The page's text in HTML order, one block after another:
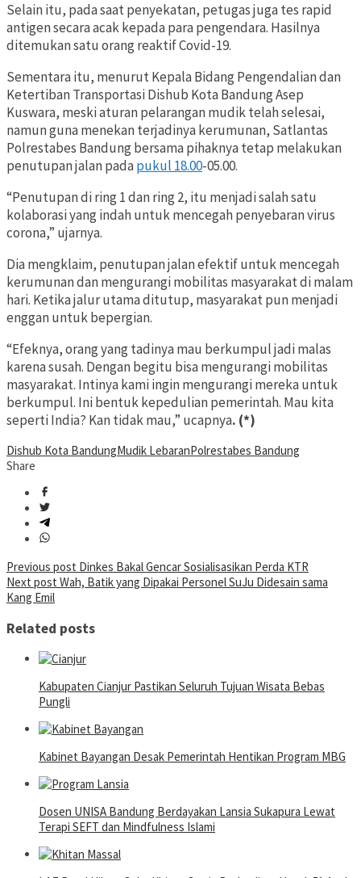
Selain itu, pada saat penyekatan, petugas juga tes rapid
antigen secara acak kepada para pengendara. Hasilnya
ditemukan satu orang reaktif Covid-19.
Sementara itu, menurut Kepala Bidang Pengendalian dan
Ketertiban Transportasi Dishub Kota Bandung Asep
Kuswara, meski aturan pelarangan mudik telah selesai,
namun guna menekan terjadinya kerumunan, Satlantas
Polrestabes Bandung bersama pihaknya tetap melakukan
penutupan jalan padapukul 18.00-05.00.
“Penutupan di ring 1 dan ring 2, itu menjadi salah satu
kolaborasi yang indah untuk mencegah penyebaran virus
corona,” ujarnya.
Dia mengklaim, penutupan jalan efektif untuk mencegah
kerumunan dan mengurangi mobilitas masyarakat di malam
hari. Ketika jalur utama ditutup, masyarakat pun menjadi
enggan untuk bepergian.
“Efeknya, orang yang tadinya mau berkumpul jadi malas
karena susah. Dengan begitu bisa mengurangi mobilitas
masyarakat. Intinya kami ingin mengurangi mereka untuk
berkumpul. Ini bentuk kepedulian pemerintah. Mau kita
seperti India? Kan tidak mau,” ucapnya. (*)
Dishub Kota BandungMudik LebaranPolrestabes Bandung
Share
Post
navigation
Previous post Dinkes Bakal Gencar Sosialisasikan Perda KTR
Next post Wah, Batik yang Dipakai Personel SuJu Didesain sama
Kang Emil
Related posts
Kabupaten Cianjur Pastikan Seluruh Tujuan Wisata Bebas
Pungli
Kabinet Bayangan Desak Pemerintah Hentikan Program MBG
Dosen UNISA Bandung Berdayakan Lansia Sukapura Lewat
Terapi SEFT dan Mindfulness Islami